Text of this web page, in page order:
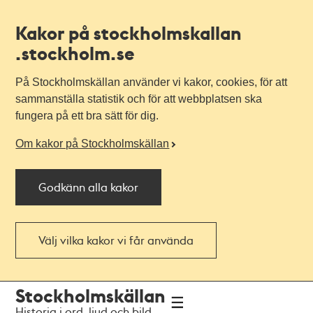
Kakor på stockholmskallan
.stockholm.se
På Stockholmskällan använder vi kakor, cookies, för att
sammanställa statistik och för att webbplatsen ska
fungera på ett bra sätt för dig.
Om kakor på Stockholmskällan
Godkänn alla kakor
Välj vilka kakor vi får använda
navigationen
huvudinnehållet
Stockholmskällan